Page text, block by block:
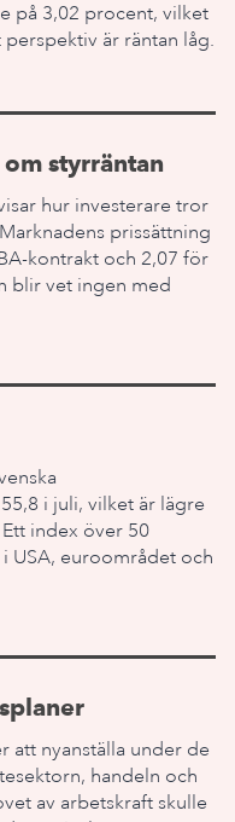
på 3,02 procent, vilket
är räntan låg.
styrräntan
hur investerare tror
prissättning
kontrakt och 2,07 för
blir vet ingen med
i juli, vilket är lägre
index över 50
USA, euroområdet och
att nyanställa under de
handeln och
av arbetskraft skulle